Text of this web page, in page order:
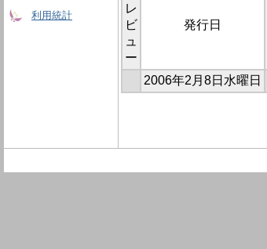
利用統計
レ
ビ
ュ
ー
発行日
2006年2月8日水曜日